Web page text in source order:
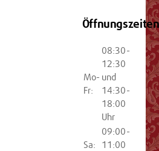
Öffnungszeiten
Mo-
Fr:
08:30-
12:30
und
14:30-
18:00
Uhr
Sa:
09:00-
11:00